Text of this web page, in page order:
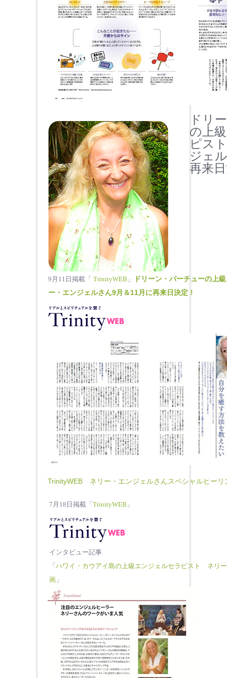
ドリ
の上
ピス
ジェ
再来
9月11日掲載「 TrinityWEB 」
ドリーン・バーチューの上
ー・エンジェルさん9月＆11月に再来日決定！
TrinityWEB ネリー・エンジェルさんスペシャルヒーリ
7月18日掲載「 TrinityWEB 」
インタビュー記事
「 ハワイ・カウアイ島の上級エンジェルセラピスト ネリ
画 」